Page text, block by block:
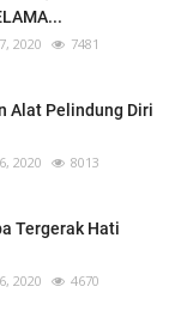
2020 7481
Alat Pelindung Diri
2020 8013
Tergerak Hati
2020 4670